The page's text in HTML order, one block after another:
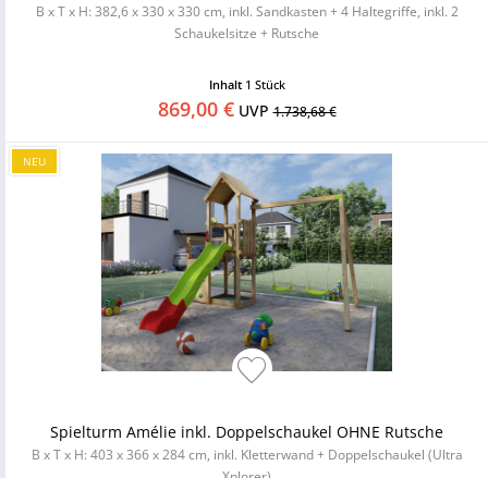
B x T x H: 382,6 x 330 x 330 cm, inkl. Sandkasten + 4 Haltegriffe, inkl. 2
Schaukelsitze + Rutsche
Inhalt 1 Stück
869,00 €UVP1.738,68 €
NEU
Spielturm Amélie inkl. Doppelschaukel OHNE Rutsche
B x T x H: 403 x 366 x 284 cm, inkl. Kletterwand + Doppelschaukel (Ultra